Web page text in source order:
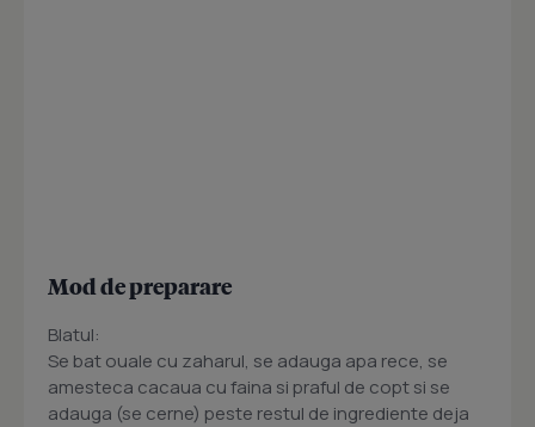
Mod de preparare
Blatul:
Se bat ouale cu zaharul, se adauga apa rece, se
amesteca cacaua cu faina si praful de copt si se
adauga (se cerne) peste restul de ingrediente deja